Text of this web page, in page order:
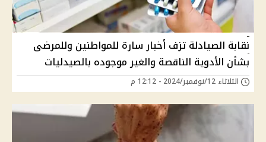
نقابة الصيادلة تزف أخبار سارة للمواطنين وللمرضى
بشأن الأدوية الناقصة والغير موجوده بالصيدليات
الثلاثاء 12/نوفمبر/2024 - 12:12 م